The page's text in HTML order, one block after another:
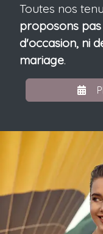
Toutes nos
proposons
d'occasion, ni
mariage.